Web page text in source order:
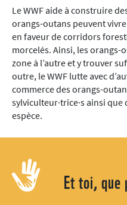
Le WWF aide à construire
orangs-outans peuvent
en faveur de corridors
morcelés. Ainsi, les orangs-
zone à l’autre et y trouver
outre, le WWF lutte avec
commerce des orangs-
sylviculteur·trice·s ainsi
espèce.
Et toi,